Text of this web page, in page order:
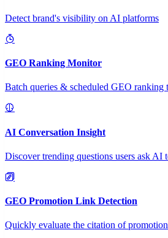
Detect brand's visibility on AI platforms
GEO Ranking Monitor
Batch queries & scheduled GEO ranking
AI Conversation Insight
Discover trending questions users ask AI
GEO Promotion Link Detection
Quickly evaluate the citation of